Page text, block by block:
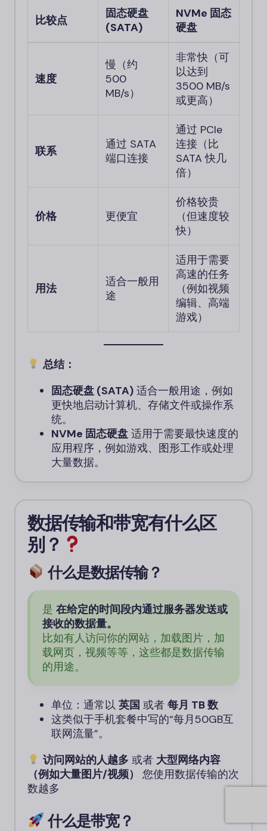
比较点
固态硬盘
(SATA)
NVMe 固态
硬盘
速度
慢（约
500
MB/s）
非常快（可
以达到
3500 MB/s
或更高）
联系
通过 SATA
端口连接
通过 PCIe
连接（比
SATA 快几
倍）
价格 更便宜
价格较贵
（但速度较
快）
用法
适合一般用
途
适用于需要
高速的任务
（例如视频
编辑、高端
游戏）
总结：
固态硬盘 (SATA) 适合一般用途，例如
更快地启动计算机、存储文件或操作系
统。
NVMe 固态硬盘 适用于需要最快速度的
应用程序，例如游戏、图形工作或处理
大量数据。
数据传输和带宽有什么区
别？
什么是数据传输？
是 在给定的时间段内通过服务器发送或
接收的数据量。
比如有人访问你的网站，加载图片，加
载网页，视频等等，这些都是数据传输
的用途。
单位：通常以 英国 或者 每月 TB 数
这类似于手机套餐中写的“每月50GB互
联网流量”。
访问网站的人越多 或者 大型网络内容
（例如大量图片/视频）
您使用数据传输的次
数越多
什么是带宽？